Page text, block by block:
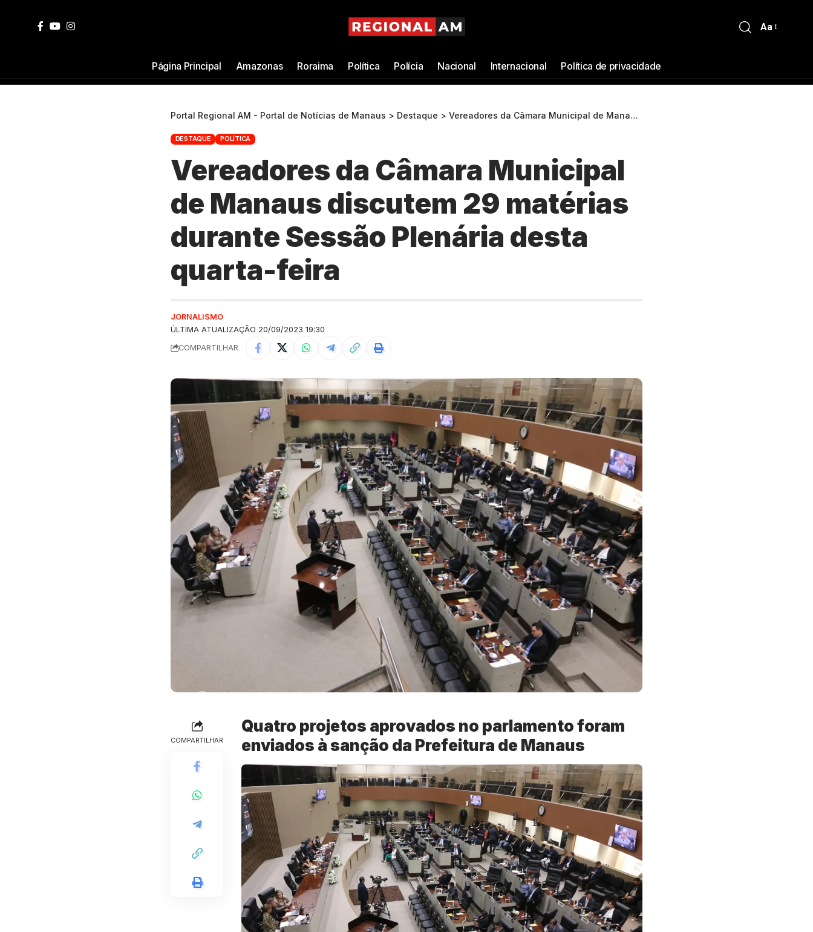
Aa
Página Principal Amazonas Roraima Política Polícia Nacional Internacional Política de privacidade
Portal Regional AM - Portal de Notícias de Manaus > Destaque > Vereadores da Câmara Municipal de Manaus discutem 29 matérias durante Sessão Plenária desta quarta-feira
DESTAQUE POLÍTICA
Vereadores da Câmara Municipal
de Manaus discutem 29 matérias
durante Sessão Plenária desta
quarta-feira
ÚLTIMA ATUALIZAÇÃO 20/09/2023 19:30
JORNALISMO
COMPARTILHAR
COMPARTILHAR
Quatro projetos aprovados no parlamento foram
enviados à sanção da Prefeitura de Manaus